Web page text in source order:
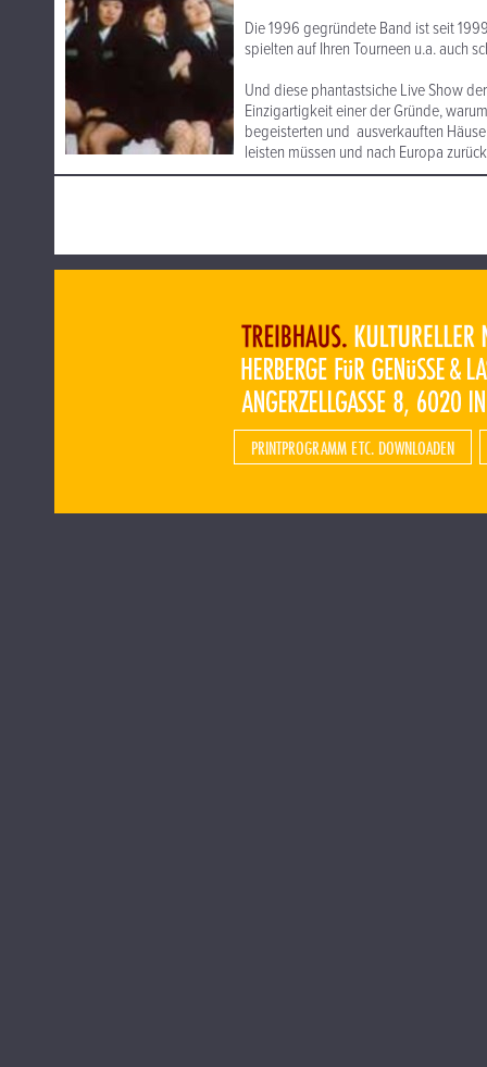
Die 1996 gegründete Band ist seit
spielten auf Ihren Tourneen u.a. auch
Und diese phantastsiche Live Show
Einzigartigkeit einer der Gründe,
begeisterten und ausverkauften
leisten müssen und nach Europa
PRINTPROGRAMM ETC. DOWNLOADEN